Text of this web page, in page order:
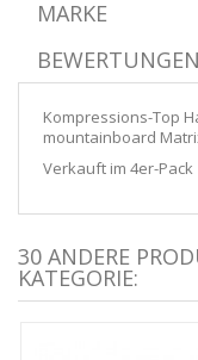
MARKE
BEWERTUNGEN
Kompressions-Top
mountainboard
Verkauft im 4er-Pack
30 ANDERE
KATEGORIE: